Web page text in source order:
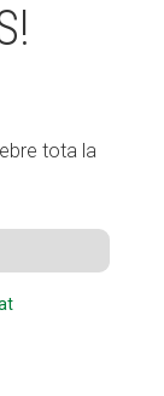
tota la